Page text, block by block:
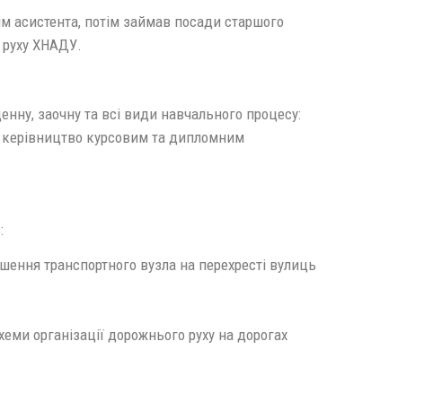
асистента, потім займав посади старшого
руху ХНАДУ.
заочну та всі види навчального процесу:
керівництво курсовим та дипломним
транспортного вузла на перехресті вулиць
організації дорожнього руху на дорогах